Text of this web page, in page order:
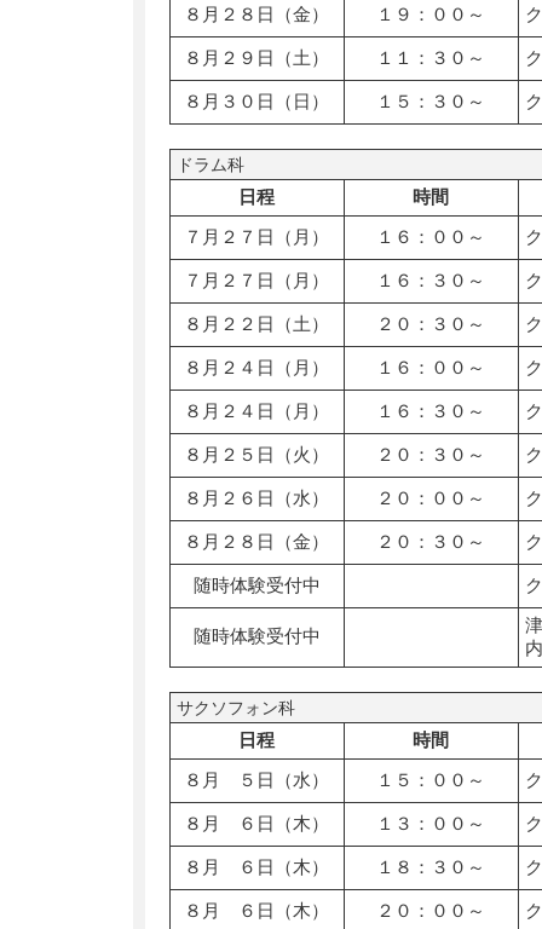
８月２８日（金） １９：００～
８月２９日（土） １１：３０～
８月３０日（日） １５：３０～
ドラム科
日程
時間
７月２７日（月）
１６：００～
７月２７日（月） １６：３０～
８月２２日（土） ２０：３０～
８月２４日（月） １６：００～
８月２４日（月） １６：３０～
８月２５日（火） ２０：３０～
８月２６日（水） ２０：００～
８月２８日（金） ２０：３０～
随時体験受付中
随時体験受付中
サクソフォン科
日程
時間
８月 ５日（水）
１５：００～
８月 ６日（木） １３：００～
８月 ６日（木） １８：３０～
８月 ６日（木） ２０：００～